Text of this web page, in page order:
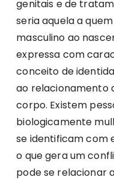
genitais e de
seria aquela a
masculino ao
expressa com
conceito de
ao relacionamento
corpo. Existem
biologicamente
se identificam com
o que gera um
pode se relacionar